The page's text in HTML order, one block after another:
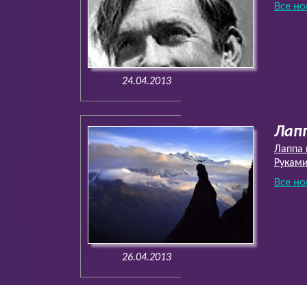
24.04.2013
Все
26.04.2013
Лаппа
Все